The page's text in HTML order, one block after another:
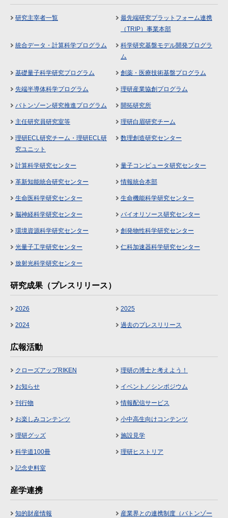
研究主宰者一覧
最先端研究プラットフォーム連携
（TRIP）事業本部
統合データ・計算科学プログラム
科学研究基盤モデル開発プログラ
ム
基礎量子科学研究プログラム 創薬・医療技術基盤プログラム
先端半導体科学プログラム 理研産業協創プログラム
バトンゾーン研究推進プログラム 開拓研究所
主任研究員研究室等 理研白眉研究チーム
理研ECL研究チーム・理研ECL研
究ユニット
数理創造研究センター
計算科学研究センター 量子コンピュータ研究センター
革新知能統合研究センター 情報統合本部
生命医科学研究センター 生命機能科学研究センター
脳神経科学研究センター バイオリソース研究センター
環境資源科学研究センター 創発物性科学研究センター
光量子工学研究センター 仁科加速器科学研究センター
放射光科学研究センター
研究成果（プレスリリース）
2026 2025
2024 過去のプレスリリース
広報活動
クローズアップRIKEN 理研の博士と考えよう！
お知らせ イベント／シンポジウム
刊行物 情報配信サービス
お楽しみコンテンツ 小中高生向けコンテンツ
理研グッズ 施設見学
科学道100冊 理研ヒストリア
記念史料室
産学連携
知的財産情報
産業界との連携制度（バトンゾー